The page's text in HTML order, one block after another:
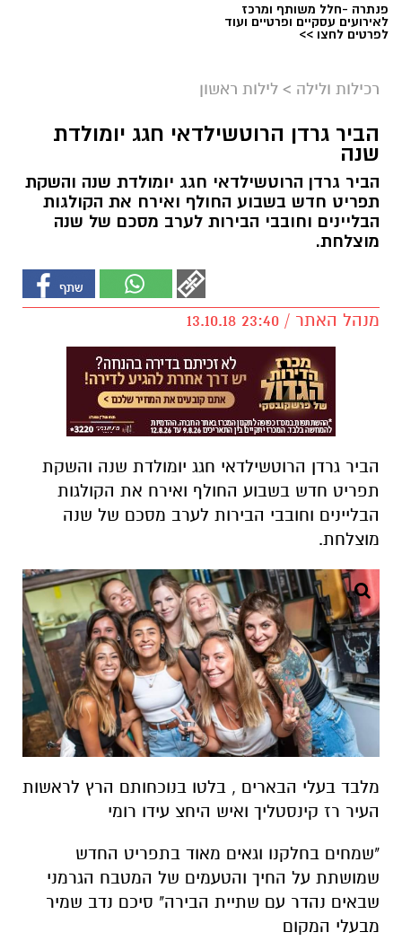
פנתרה -חלל משותף ומרכז
לאירועים עסקיים ופרטיים ועוד
לפרטים לחצו >>
רכילות ולילה > לילות ראשון
הביר גרדן הרוטשילדאי חגג יומולדת
שנה
הביר גרדן הרוטשילדאי חגג יומולדת שנה והשקת
תפריט חדש בשבוע החולף ואירח את הקולגות
הבליינים וחובבי הבירות לערב מסכם של שנה
מוצלחת.
מנהל האתר / 23:40 13.10.18
הביר גרדן הרוטשילדאי חגג יומולדת שנה והשקת
תפריט חדש בשבוע החולף ואירח את הקולגות
הבליינים וחובבי הבירות לערב מסכם של שנה
מוצלחת.
מלבד בעלי הבארים , בלטו בנוכחותם הרץ לראשות
העיר רז קינסטליך ואיש היחצ עידו רומי
"שמחים בחלקנו וגאים מאוד בתפריט החדש
שמושתת על החיך והטעמים של המטבח הגרמני
שבאים נהדר עם שתיית הבירה" סיכם נדב שמיר
מבעלי המקום